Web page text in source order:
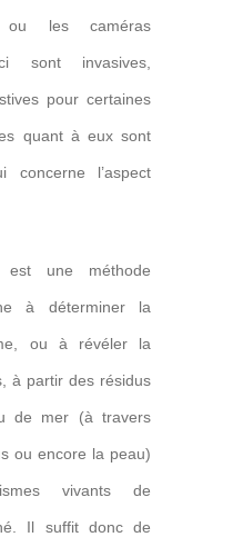
ou les caméras
sont invasives,
pour certaines
quant à eux sont
l’aspect
est une méthode
à déterminer la
ou à révéler la
à partir des résidus
de mer (à travers
ou encore la peau)
vivants de
Il suffit donc de